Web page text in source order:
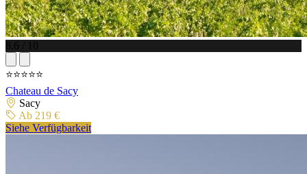
8.6 / 10
⭐⭐⭐⭐⭐
Chateau de Sacy
Sacy
Ab 219 €
Siehe Verfügbarkeit